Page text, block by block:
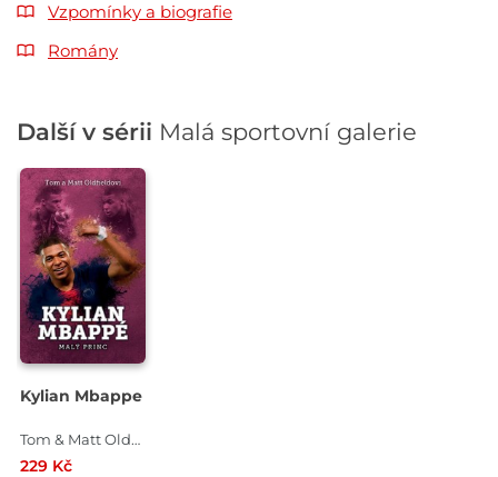
Vzpomínky a biografie
Romány
Další v sérii Malá sportovní galerie
Kylian Mbappe
Tom & Matt Oldfield , Matt Oldfield
229 Kč